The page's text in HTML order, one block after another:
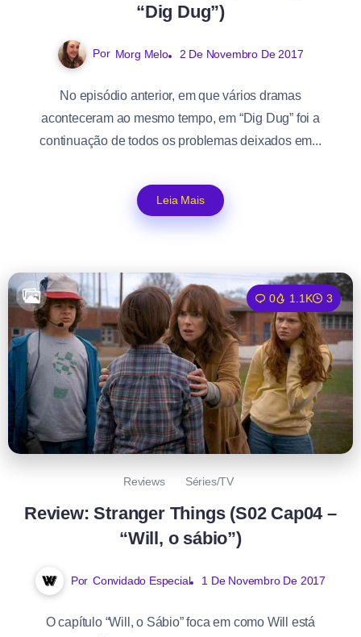
“Dig Dug”)
Por Morg Melo 2 De Novembro De 2017
No episódio anterior, em que vários dramas
aconteceram ao mesmo tempo, em “Dig Dug” foi a
continuação de todos os problemas deixados em...
Leia Mais
0 1.1K 3
Reviews Séries/TV
Review: Stranger Things (S02 Cap04 –
“Will, o sábio”)
Por Convidado Especial 1 De Novembro De 2017
O capítulo “Will, o Sábio” foca em como Will está